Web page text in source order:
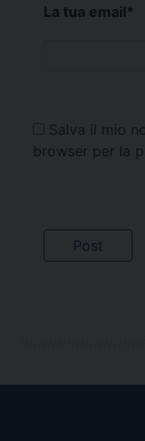
La tua email*
Salva il mio
browser per la